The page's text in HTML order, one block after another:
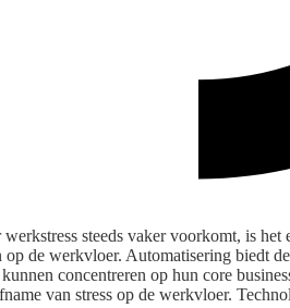
steeds vaker voorkomt, is het
de werkvloer. Automatisering biedt
concentreren op hun core
van stress op de werkvloer.